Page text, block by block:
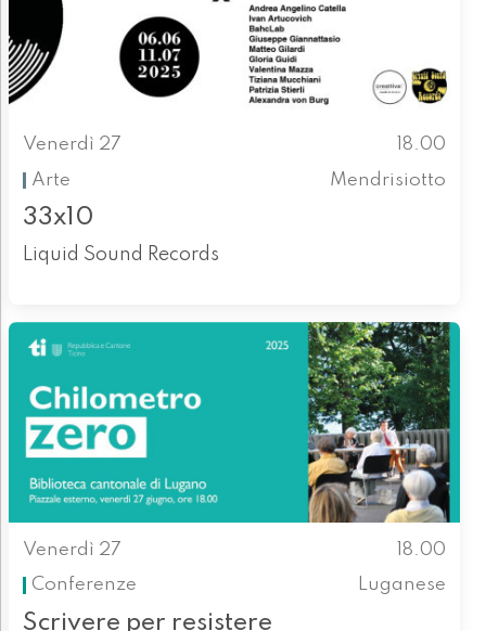
Venerdì 27
18.00
Arte
Mendrisiotto
33x10
Liquid Sound Records
Venerdì 27
18.00
Conferenze
Luganese
Scrivere per resistere